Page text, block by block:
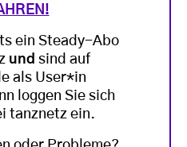
ein Steady-Abo
und sind auf
als User*in
loggen Sie sich
tanznetz ein.